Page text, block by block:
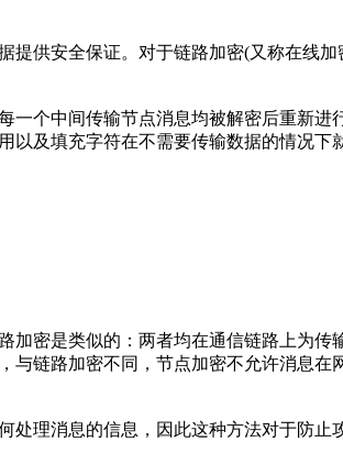
供安全保证。对于链路加密(又称在线
个中间传输节点消息均被解密后重新
及填充字符在不需要传输数据的情况
密是类似的：两者均在通信链路上为
链路加密不同，节点加密不允许消息
理消息的信息，因此这种方法对于防止